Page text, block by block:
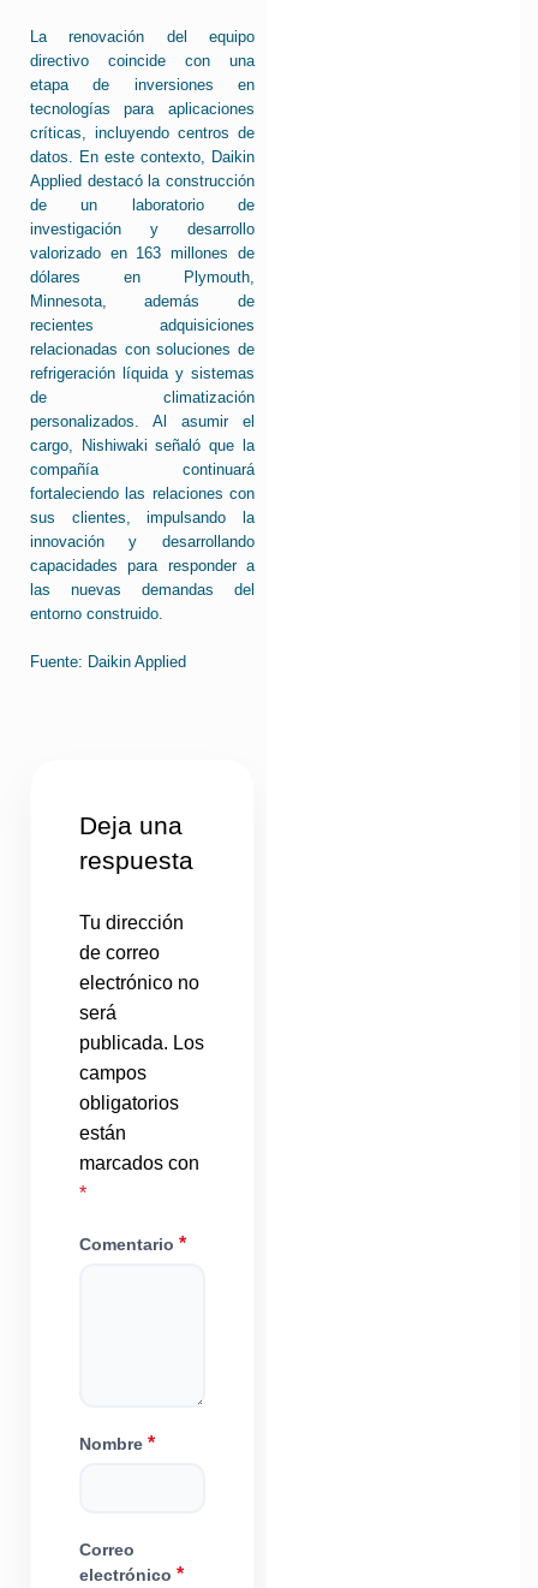
La renovación del equipo
directivo coincide con una
etapa de inversiones en
tecnologías para aplicaciones
críticas, incluyendo centros de
datos. En este contexto, Daikin
Applied destacó la construcción
de un laboratorio de
investigación y desarrollo
valorizado en 163 millones de
dólares en Plymouth,
Minnesota, además de
recientes adquisiciones
relacionadas con soluciones de
refrigeración líquida y sistemas
de climatización
personalizados. Al asumir el
cargo, Nishiwaki señaló que la
compañía continuará
fortaleciendo las relaciones con
sus clientes, impulsando la
innovación y desarrollando
capacidades para responder a
las nuevas demandas del
entorno construido.
Fuente: Daikin Applied
Deja una
respuesta
Tu dirección
de correo
electrónico no
será
publicada. Los
campos
obligatorios
están
marcados con
*
Comentario *
Nombre *
Correo
electrónico *